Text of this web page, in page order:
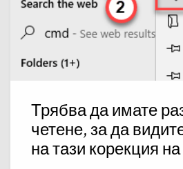
Трябва да имате
четене, за да
на тази корекция